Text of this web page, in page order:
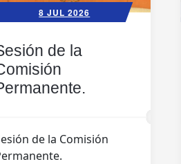
8 JUL 2026
de la
de la Comisión